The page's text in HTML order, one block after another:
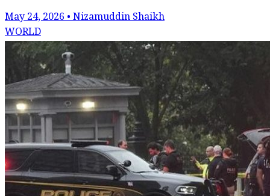
May 24, 2026 • Nizamuddin Shaikh
WORLD